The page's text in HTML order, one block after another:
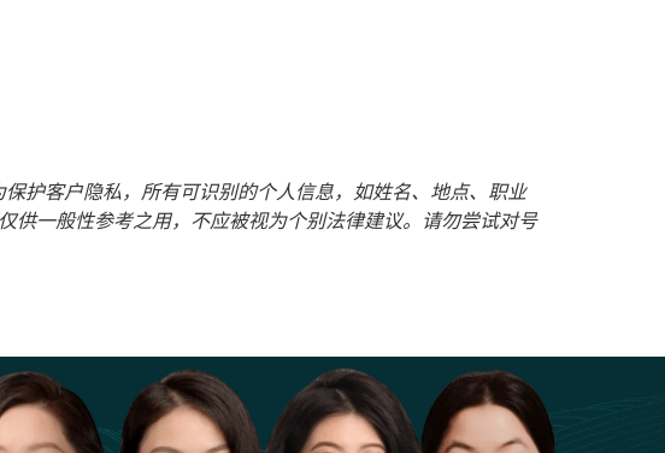
客户隐私，所有可识别的个人信息，如姓名、地点、职业
一般性参考之用，不应被视为个别法律建议。请勿尝试对号